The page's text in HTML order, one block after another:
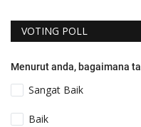
VOTING POLL
Menurut anda, bagaimana
Sangat Baik
Baik